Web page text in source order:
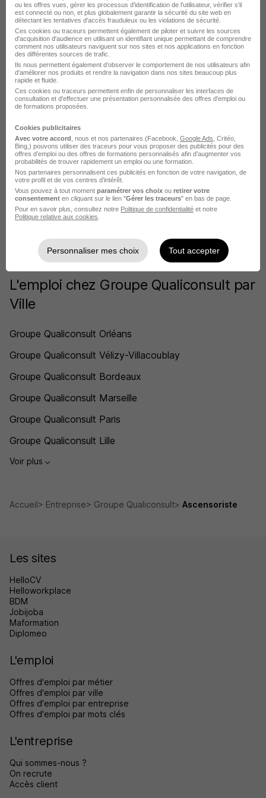
ascenseurs
Postuler chez Groupe Qualiconsult par
Métier
Technicien de contrôle technique électricité Groupe
Qualiconsult
Ingénieur Groupe Qualiconsult
Ingénieur en génie électrique Groupe Qualiconsult
Directeur d'agence Groupe Qualiconsult
Chef du service qualité Groupe Qualiconsult
Diagnostiqueur DPE Groupe Qualiconsult
Voir toutes les offres par métier chez Groupe Qualiconsult
L'emploi chez Groupe Qualiconsult par
Ville
Groupe Qualiconsult Orléans
Groupe Qualiconsult Vélizy-Villacoublay
Groupe Qualiconsult Bordeaux
Groupe Qualiconsult Marseille
Groupe Qualiconsult Paris
Groupe Qualiconsult Lille
Voir plus
Accueil Entreprise Groupe Qualiconsult Ascensoriste
Les sites
HelloCV
Helloworkplace
BDM
Jobijoba
Maformation
Diplomeo
L'emploi
Offres d'emploi par métier
Offres d'emploi par ville
Offres d'emploi par entreprise
Offres d'emploi par mots clés
L'entreprise
Qui sommes-nous ?
On recrute
Accès client
ou les offres vues, gérer les processus d'identification de l'utilisateur, vérifier s'il
est connecté ou non, et plus globalement garantir la sécurité du site web en
détectant les tentatives d'accès frauduleux ou les violations de sécurité.
Ces cookies ou traceurs permettent également de piloter et suivre les sources
d'acquisition d'audience en utilisant un identifiant unique permettant de comprendre
comment nos utilisateurs naviguent sur nos sites et nos applications en fonction
des différentes sources de trafic.
Ils nous permettent également d’observer le comportement de nos utilisateurs afin
d'améliorer nos produits et rendre la navigation dans nos sites beaucoup plus
rapide et fluide.
Ces cookies ou traceurs permettent enfin de personnaliser les interfaces de
consultation et d'effectuer une présentation personnalisée des offres d'emploi ou
de formations proposées.
Cookies publicitaires
Avec votre accord , nous et nos partenaires (Facebook, Google Ads , Critéo,
Bing,) pouvons utiliser des traceurs pour vous proposer des publicités pour des
offres d’emploi ou des offres de formations personnalisés afin d’augmenter vos
probabilités de trouver rapidement un emploi ou une formation.
Nos partenaires personnalisent ces publicités en fonction de votre navigation, de
votre profil et de vos centres d’intérêt.
Vous pouvez à tout moment paramétrer vos choix ou retirer votre
consentement en cliquant sur le lien "Gérer les traceurs" en bas de page.
Pour en savoir plus, consultez notre Politique de confidentialité et notre
Politique relative aux cookies
Personnaliser mes choix Tout accepter